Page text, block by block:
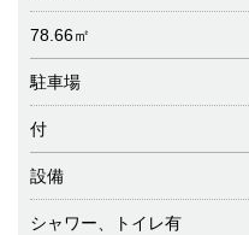
78.66㎡
駐車場
付
設備
シャワー、トイレ有